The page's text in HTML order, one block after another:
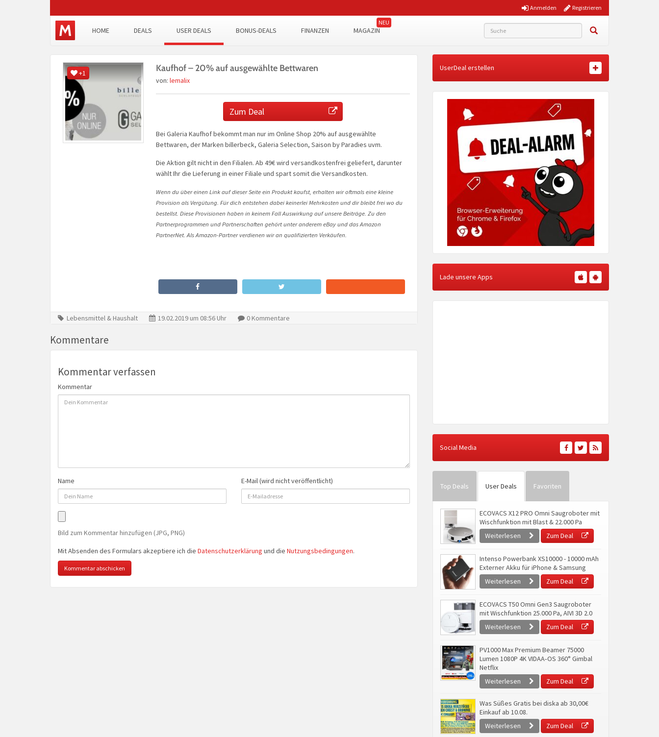
Registrieren
Anmelden
HOME DEALS USER DEALS BONUS-DEALS FINANZEN MAGAZIN
+1 Kaufhof – 20% auf ausgewählte Bettwaren
von: lemalix
Zum Deal
Bei Galeria Kaufhof bekommt man nur im Online Shop 20% auf ausgewählte
Bettwaren, der Marken billerbeck, Galeria Selection, Saison by Paradies uvm.
Die Aktion gilt nicht in den Filialen. Ab 49€ wird versandkostenfrei geliefert, darunter
wählt Ihr die Lieferung in einer Filiale und spart somit die Versandkosten.
Wenn du über einen Link auf dieser Seite ein Produkt kaufst, erhalten wir oftmals eine kleine
Provision als Vergütung. Für dich entstehen dabei keinerlei Mehrkosten und dir bleibt frei wo du
bestellst. Diese Provisionen haben in keinem Fall Auswirkung auf unsere Beiträge. Zu den
Partnerprogrammen und Partnerschaften gehört unter anderem eBay und das Amazon
PartnerNet. Als Amazon-Partner verdienen wir an qualifizierten Verkäufen.
Lebensmittel & Haushalt 19.02.2019 um 08:56 Uhr 0 Kommentare
Kommentare
Kommentar verfassen
Kommentar
Name E-Mail (wird nicht veröffentlicht)
Bild zum Kommentar hinzufügen (JPG, PNG)
Mit Absenden des Formulars akzeptiere ich die Datenschutzerklärung und die Nutzungsbedingungen.
UserDeal erstellen
Lade unsere Apps
Social Media
Top Deals User Deals Favoriten
ECOVACS X12 PRO Omni Saugroboter mit
Wischfunktion mit Blast & 22.000 Pa
Weiterlesen
Zum Deal
Intenso Powerbank XS10000 - 10000 mAh
Externer Akku für iPhone & Samsung
Weiterlesen
Zum Deal
ECOVACS T50 Omni Gen3 Saugroboter
mit Wischfunktion 25.000 Pa, AIVI 3D 2.0
Weiterlesen
Zum Deal
PV1000 Max Premium Beamer 75000
Lumen 1080P 4K VIDAA‑OS 360° Gimbal
Netflix
Weiterlesen
Zum Deal
Was Süßes Gratis bei diska ab 30,00€
Einkauf ab 10.08.
Weiterlesen
Zum Deal